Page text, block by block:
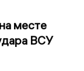
месте
ВСУ